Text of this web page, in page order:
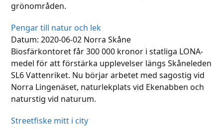
grönområden.
Pengar till natur och lek
Datum: 2020-06-02 Norra Skåne
Biosfärkontoret får 300 000 kronor i statliga LONA-
medel för att förstärka upplevelser längs Skåneleden
SL6 Vattenriket. Nu börjar arbetet med sagostig vid
Norra Lingenäset, naturlekplats vid Ekenabben och
naturstig vid naturum.
Streetfiske mitt i city